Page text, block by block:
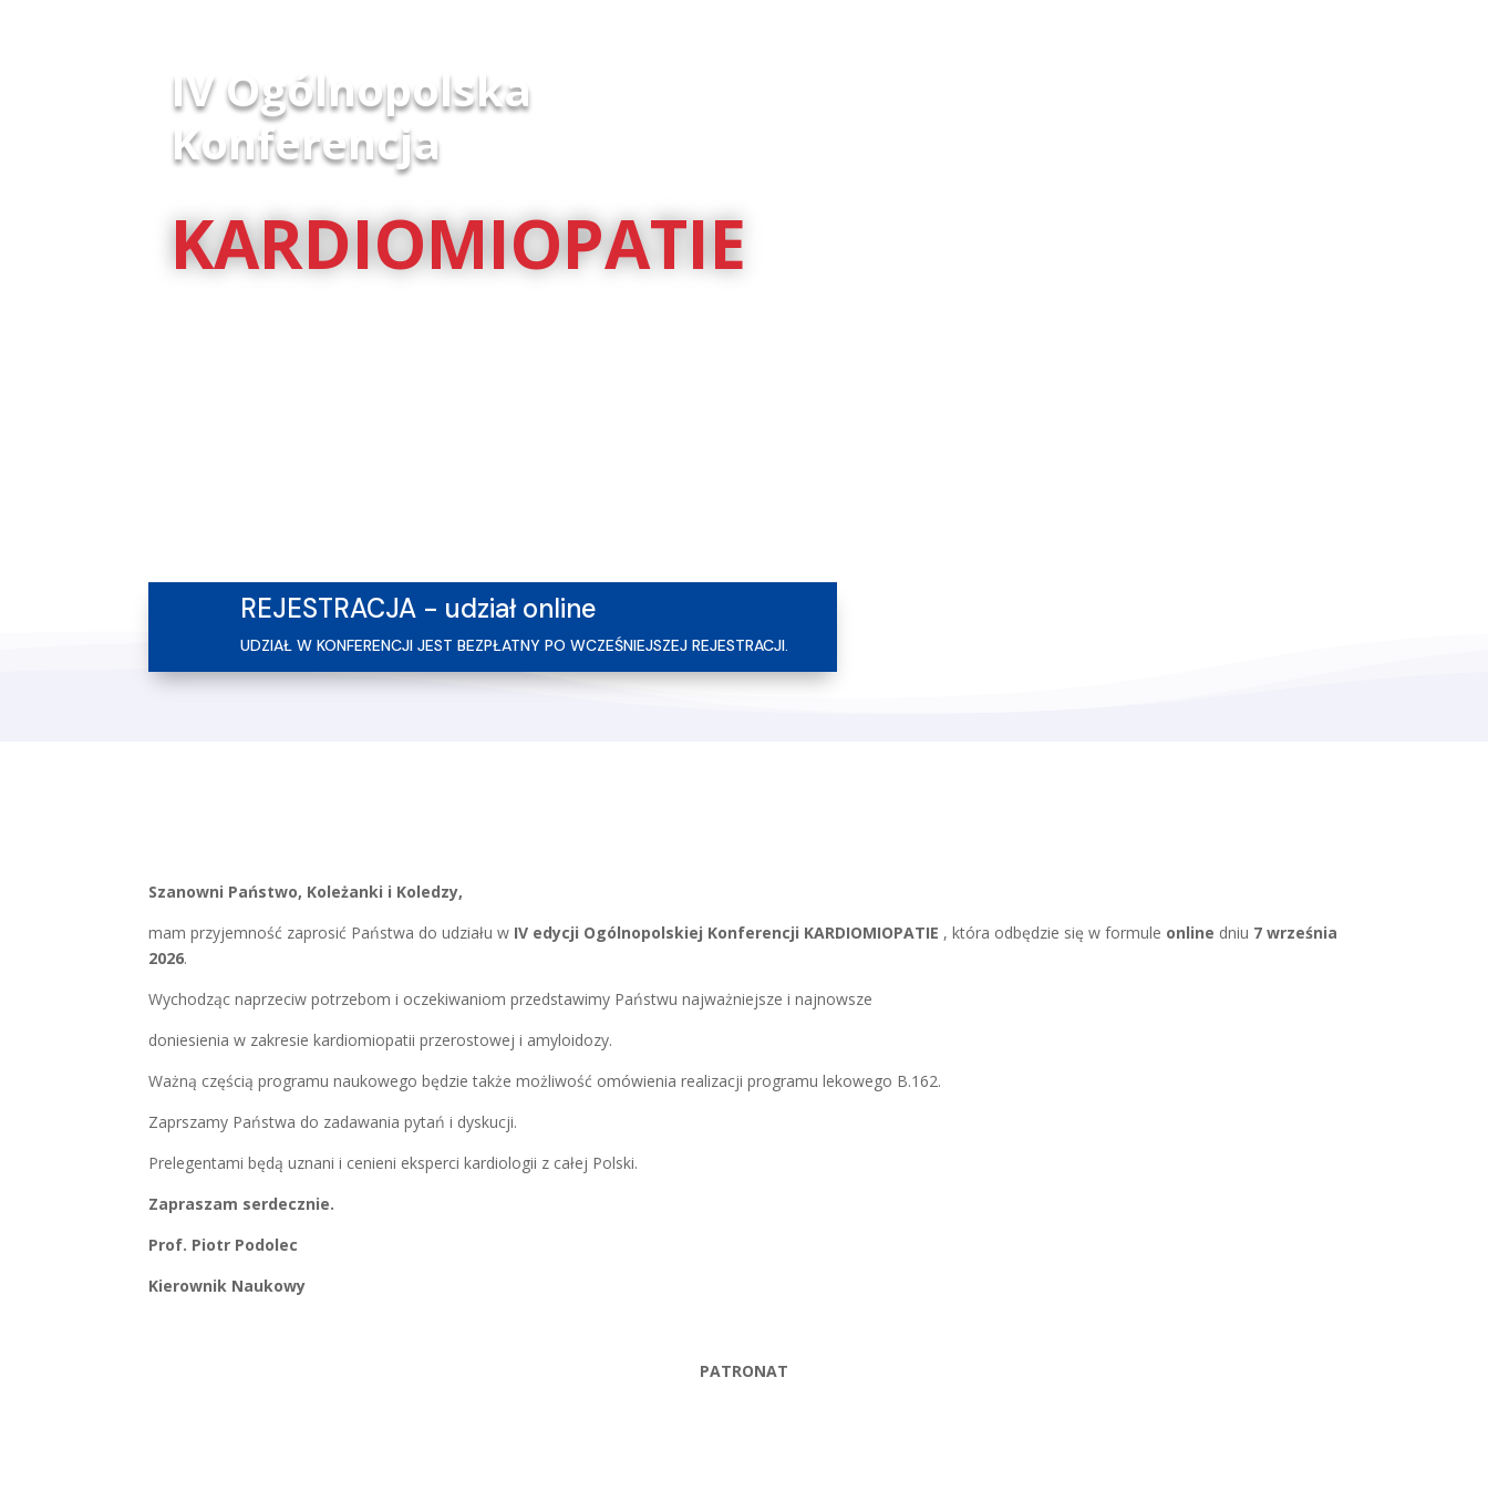
IV Ogólnopolska
Konferencja
KARDIOMIOPATIE
REJESTRACJA - udział online
UDZIAŁ W KONFERENCJI JEST BEZPŁATNY PO WCZEŚNIEJSZEJ REJESTRACJI.
Szanowni Państwo, Koleżanki i Koledzy,
mam przyjemność zaprosić Państwa do udziału w IV edycji Ogólnopolskiej Konferencji KARDIOMIOPATIE , która odbędzie się w formule online dniu 7 września
2026.
Wychodząc naprzeciw potrzebom i oczekiwaniom przedstawimy Państwu najważniejsze i najnowsze
doniesienia w zakresie kardiomiopatii przerostowej i amyloidozy.
Ważną częścią programu naukowego będzie także możliwość omówienia realizacji programu lekowego B.162.
Zaprszamy Państwa do zadawania pytań i dyskucji.
Prelegentami będą uznani i cenieni eksperci kardiologii z całej Polski.
Zapraszam serdecznie.
Prof. Piotr Podolec
Kierownik Naukowy
PATRONAT